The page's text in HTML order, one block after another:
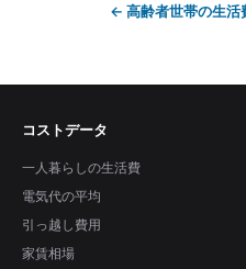
← 高齢者世帯の生活
コストデータ
一人暮らしの生活費
電気代の平均
引っ越し費用
家賃相場